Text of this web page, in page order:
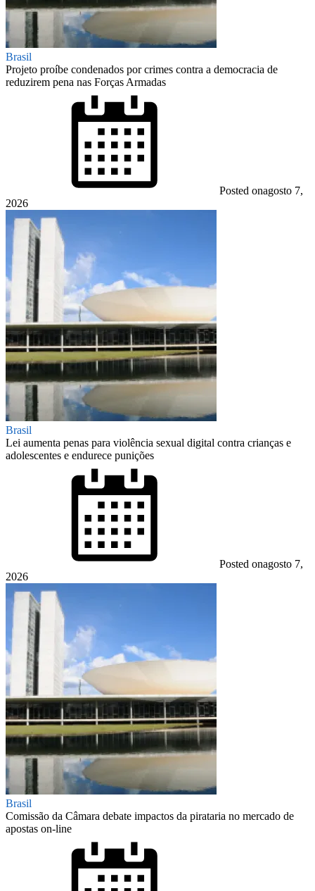
Brasil
Projeto proíbe condenados por crimes contra a democracia de
reduzirem pena nas Forças Armadas
Posted onagosto 7,
2026
Brasil
Lei aumenta penas para violência sexual digital contra crianças e
adolescentes e endurece punições
Posted onagosto 7,
2026
Brasil
Comissão da Câmara debate impactos da pirataria no mercado de
apostas on-line